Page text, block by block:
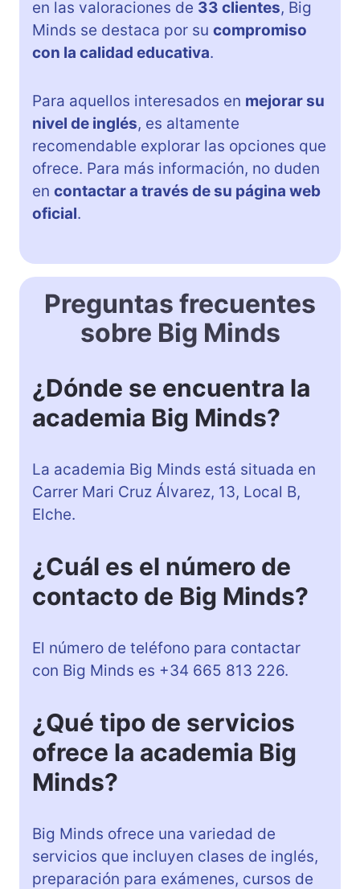
en las valoraciones de 33 clientes, Big
Minds se destaca por su compromiso
con la calidad educativa.
Para aquellos interesados en mejorar su
nivel de inglés, es altamente
recomendable explorar las opciones que
ofrece. Para más información, no duden
en contactar a través de su página web
oficial.
Preguntas frecuentes
sobre Big Minds
¿Dónde se encuentra la
academia Big Minds?
La academia Big Minds está situada en
Carrer Mari Cruz Álvarez, 13, Local B,
Elche.
¿Cuál es el número de
contacto de Big Minds?
El número de teléfono para contactar
con Big Minds es +34 665 813 226.
¿Qué tipo de servicios
ofrece la academia Big
Minds?
Big Minds ofrece una variedad de
servicios que incluyen clases de inglés,
preparación para exámenes, cursos de